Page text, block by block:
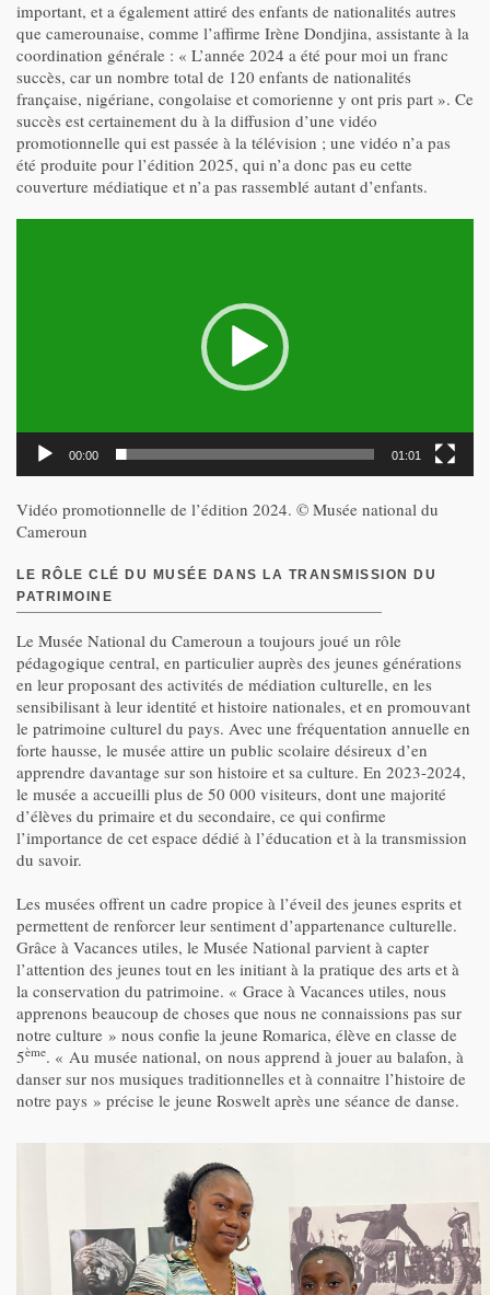
important, et a également attiré des enfants de nationalités autres
que camerounaise, comme l’affirme Irène Dondjina, assistante à la
coordination générale : « L’année 2024 a été pour moi un franc
succès, car un nombre total de 120 enfants de nationalités
française, nigériane, congolaise et comorienne y ont pris part ». Ce
succès est certainement du à la diffusion d’une vidéo
promotionnelle qui est passée à la télévision ; une vidéo n’a pas
été produite pour l’édition 2025, qui n’a donc pas eu cette
couverture médiatique et n’a pas rassemblé autant d’enfants.
00:00 01:01
Vidéo promotionnelle de l’édition 2024. © Musée national du
Cameroun
LE RÔLE CLÉ DU MUSÉE DANS LA TRANSMISSION DU
PATRIMOINE
Le Musée National du Cameroun a toujours joué un rôle
pédagogique central, en particulier auprès des jeunes générations
en leur proposant des activités de médiation culturelle, en les
sensibilisant à leur identité et histoire nationales, et en promouvant
le patrimoine culturel du pays. Avec une fréquentation annuelle en
forte hausse, le musée attire un public scolaire désireux d’en
apprendre davantage sur son histoire et sa culture. En 2023-2024,
le musée a accueilli plus de 50 000 visiteurs, dont une majorité
d’élèves du primaire et du secondaire, ce qui confirme
l’importance de cet espace dédié à l’éducation et à la transmission
du savoir.
Les musées offrent un cadre propice à l’éveil des jeunes esprits et
permettent de renforcer leur sentiment d’appartenance culturelle.
Grâce à Vacances utiles, le Musée National parvient à capter
l’attention des jeunes tout en les initiant à la pratique des arts et à
la conservation du patrimoine. « Grace à Vacances utiles, nous
apprenons beaucoup de choses que nous ne connaissions pas sur
notre culture » nous confie la jeune Romarica, élève en classe de
5ème. « Au musée national, on nous apprend à jouer au balafon, à
danser sur nos musiques traditionnelles et à connaitre l’histoire de
notre pays » précise le jeune Roswelt après une séance de danse.